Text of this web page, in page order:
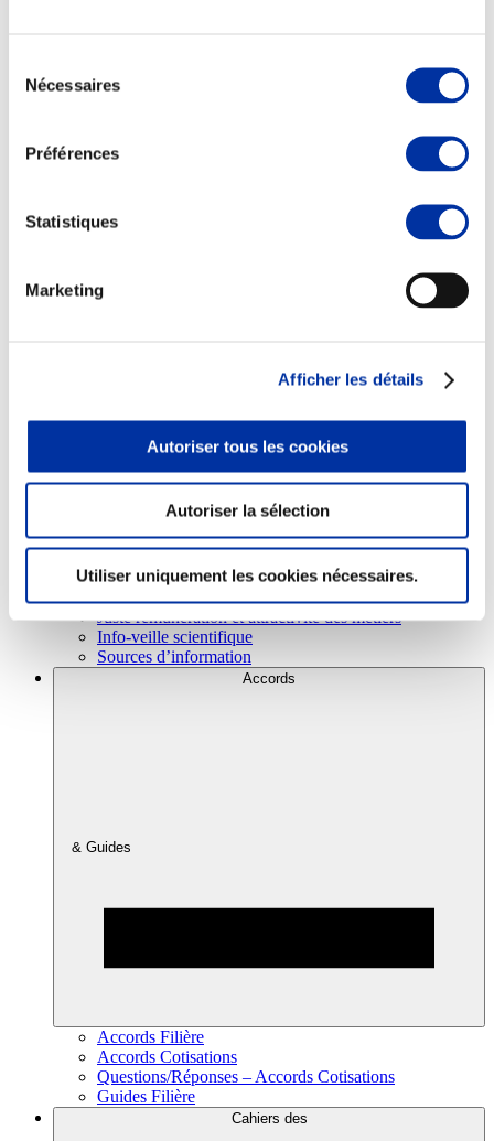
Nécessaires
Préférences
Statistiques
Marketing
Afficher les détails
Autoriser tous les cookies
Autoriser la sélection
Utiliser uniquement les cookies nécessaires.
Sécurité sanitaire
Viandes et santé
Juste rémunération et attractivité des métiers
Info-veille scientifique
Sources d’information
Accords
& Guides
Accords Filière
Accords Cotisations
Questions/Réponses – Accords Cotisations
Guides Filière
Cahiers des